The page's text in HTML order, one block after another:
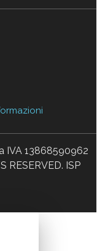
IVA 13868590962
RESERVED. ISP